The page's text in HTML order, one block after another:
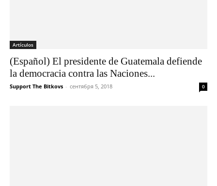
Artículos
(Español) El presidente de Guatemala defiende
la democracia contra las Naciones...
Support The Bitkovs - сентября 5, 2018 0